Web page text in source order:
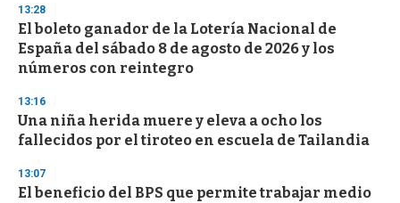
13:28
El boleto ganador de la Lotería Nacional de
España del sábado 8 de agosto de 2026 y los
números con reintegro
13:16
Una niña herida muere y eleva a ocho los
fallecidos por el tiroteo en escuela de Tailandia
13:07
El beneficio del BPS que permite trabajar medio